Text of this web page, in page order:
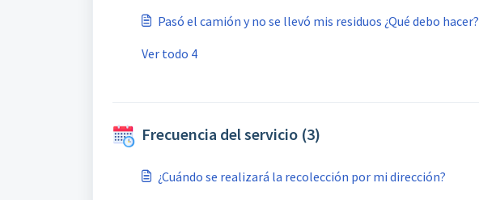
Pasó el camión y no se llevó mis residuos ¿Qué debo hacer?
Ver todo 4
Frecuencia del servicio (3)
¿Cuándo se realizará la recolección por mi dirección?